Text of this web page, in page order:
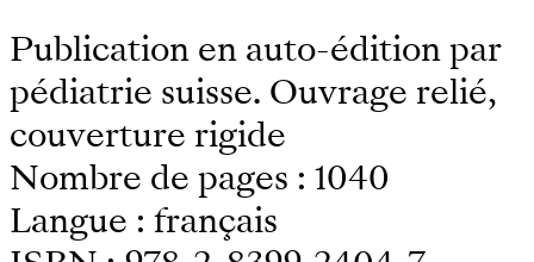
Publication en auto-édition par
pédiatrie suisse. Ouvrage relié,
couverture rigide
Nombre de pages : 1040
Langue : français